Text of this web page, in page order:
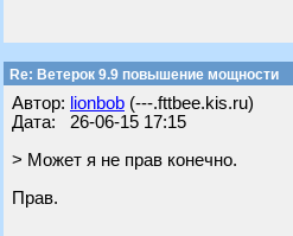
Re: Ветерок 9.9 повышение мощности
Автор: lionbob (---.fttbee.kis.ru)
Дата: 26-06-15 17:15
> Может я не прав конечно.
Прав.